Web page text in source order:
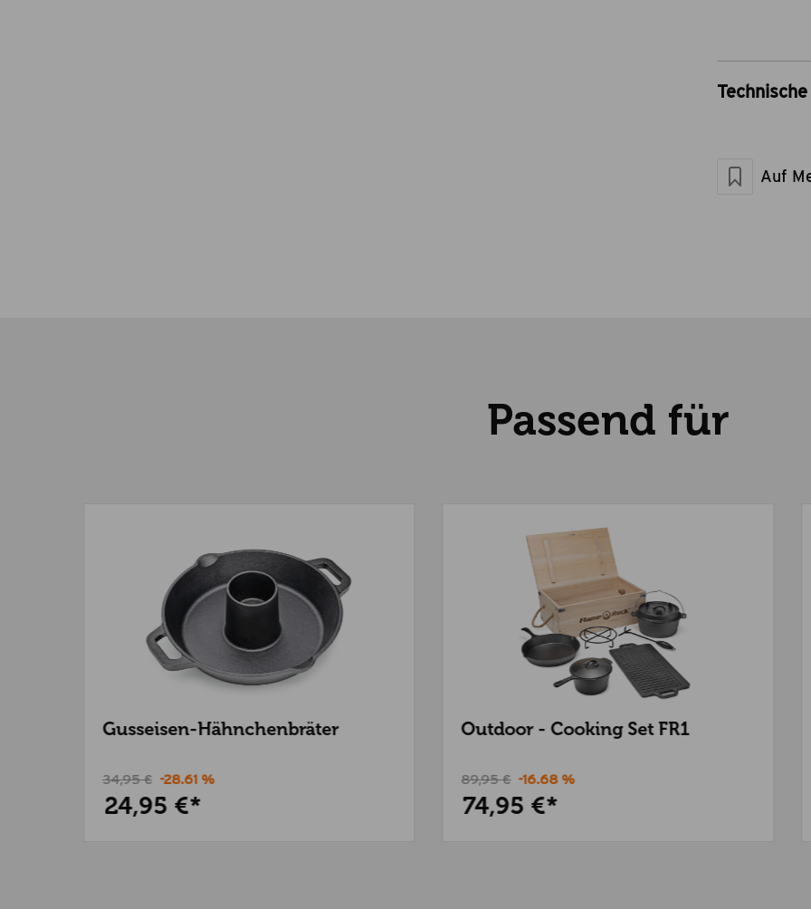
MaterialAuf
Passend für
Gusseisen-Hähnchenbräter
24,95 €*
34,95 € -28.61 %
Outdoor - Cooking Set FR1
74,95 €*
89,95 € -16.68 %